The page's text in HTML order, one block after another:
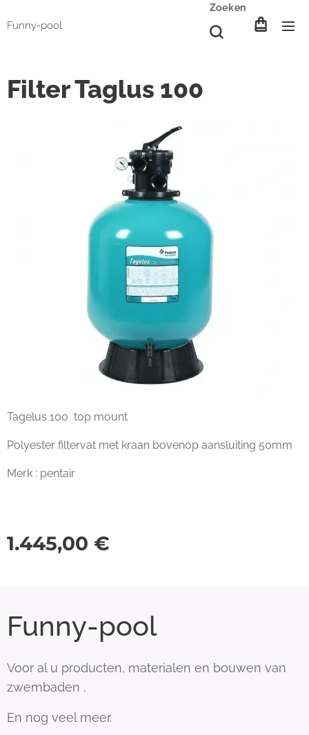
Funny-pool
Zoeken
Filter Taglus 100
Tagelus 100 top mount
Polyester filtervat met kraan bovenop aansluiting 50mm
Merk : pentair
1.445,00 €
Funny-pool
Voor al u producten, materialen en bouwen van
zwembaden .
En nog veel meer.